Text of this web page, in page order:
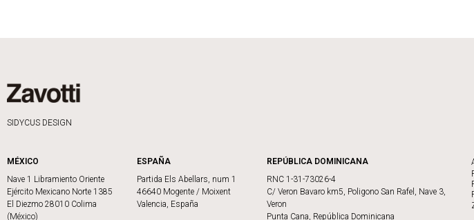
SIDYCUS DESIGN
MÉXICO
Nave 1 Libramiento Oriente
Ejército Mexicano Norte 1385
El Diezmo 28010 Colima
(México)
ESPAÑA
Partida Els Abellars, num 1
46640 Mogente / Moixent
Valencia, España
REPÚBLICA DOMINICANA
RNC 1-31-73026-4
C/ Veron Bavaro km5, Poligono San Rafel, Nave 3,
Veron
Punta Cana, República Dominicana